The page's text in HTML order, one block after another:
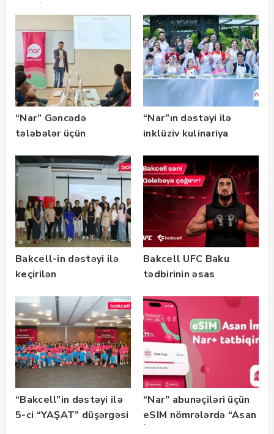
təqaüd proqramının
qalibləri ilə görüş
keçirib
“Nar” Gəncədə
tələbələr üçün
təlimləri təşkil edib
“Nar”ın dəstəyi ilə
inklüziv kulinariya
keçirilib — Fotolar
Bakcell-in dəstəyi ilə
keçirilən
Bootcamp” başladı
Bakcell UFC Baku
tədbirinin əsas
“Bakcell”in dəstəyi ilə
5-ci “YAŞAT” düşərgəsi
“Nar” abunəçiləri üçün
eSIM nömrələrdə “Asan